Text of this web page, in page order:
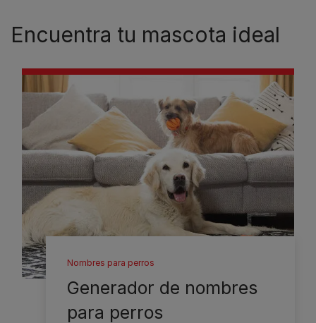
Encuentra tu mascota ideal
Nombres para perros
Generador de nombres
para perros